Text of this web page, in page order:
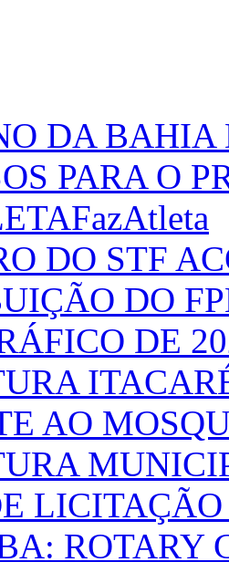
DA
PARA O
DO STF
DO
DE
AO
LICITAÇÃO
ROTARY